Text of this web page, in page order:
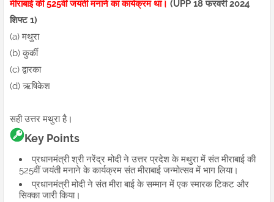
मीराबाई की 525वीं जयंती मनाने का कार्यक्रम था। (UPP 18 फरवरी 2024
शिफ्ट 1)
(a) मथुरा
(b) कुर्की
(c) द्वारका
(d) ऋषिकेश
सही उत्तर मथुरा है।
Key Points
प्रधानमंत्री श्री नरेंद्र मोदी ने उत्तर प्रदेश के मथुरा में संत मीराबाई की
525वीं जयंती मनाने के कार्यक्रम संत मीराबाई जन्मोत्सव में भाग लिया।
प्रधानमंत्री मोदी ने संत मीरा बाई के सम्मान में एक स्मारक टिकट और
सिक्का जारी किया।